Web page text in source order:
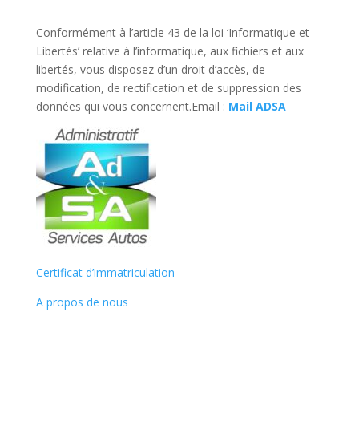
Conformément à l’article 43 de la loi ‘Informatique et
Libertés’ relative à l’informatique, aux fichiers et aux
libertés, vous disposez d’un droit d’accès, de
modification, de rectification et de suppression des
données qui vous concernent.Email : Mail ADSA
Certificat d’immatriculation
A propos de nous